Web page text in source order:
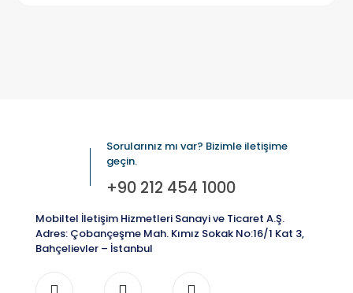
Sorularınız mı var? Bizimle iletişime
geçin.
+90 212 454 1000
Mobiltel İletişim Hizmetleri Sanayi ve Ticaret A.Ş.
Adres: Çobançeşme Mah. Kımız Sokak No:16/1 Kat 3,
Bahçelievler – İstanbul